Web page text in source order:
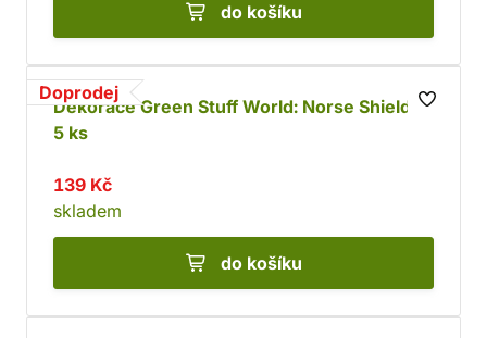
do košíku
Doprodej
Dekorace Green Stuff World: Norse Shields,
5 ks
139 Kč
skladem
do košíku